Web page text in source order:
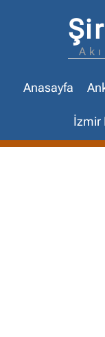
Anasayfa
İzmir